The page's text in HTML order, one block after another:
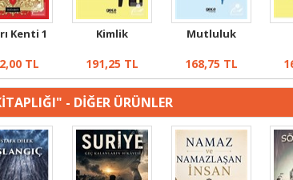
Kenti 1
TL
Kimlik
191,25 TL
Mutluluk
168,75 TL
- DİĞER ÜRÜNLER